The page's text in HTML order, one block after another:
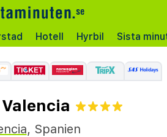
Hotell Hyrbil Sista
, Spanien